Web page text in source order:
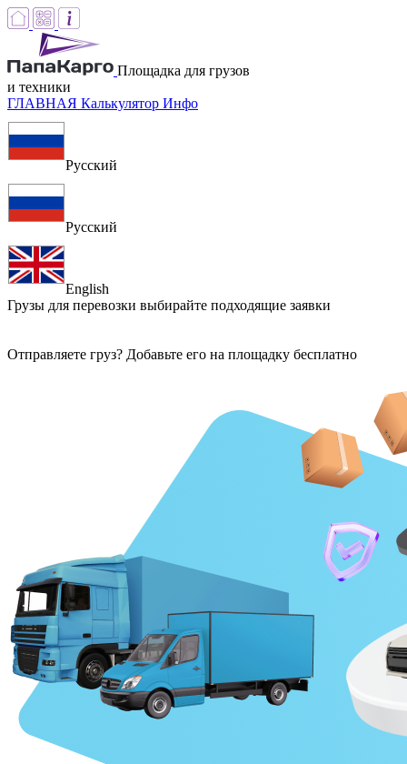
Площадка для грузов
и техники
ГЛАВНАЯ Калькулятор Инфо
Русский
Русский
English
Грузы для перевозки выбирайте подходящие заявки
Отправляете груз? Добавьте его на площадку бесплатно